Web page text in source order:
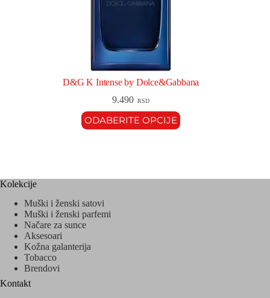
D&G K Intense by Dolce&Gabbana
9.490 RSD
ODABERITE OPCIJE
Kolekcije
Muški i ženski satovi
Muški i ženski parfemi
Načare za sunce
Aksesoari
Kožna galanterija
Tobacco
Brendovi
Kontakt